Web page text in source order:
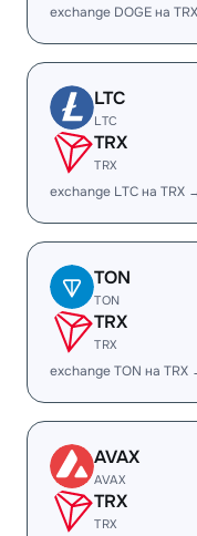
exchange DOGE на
LTC
LTC
TRX
TRX
exchange LTC на TRX
TON
TON
TRX
TRX
exchange TON на TRX
AVAX
AVAX
TRX
TRX